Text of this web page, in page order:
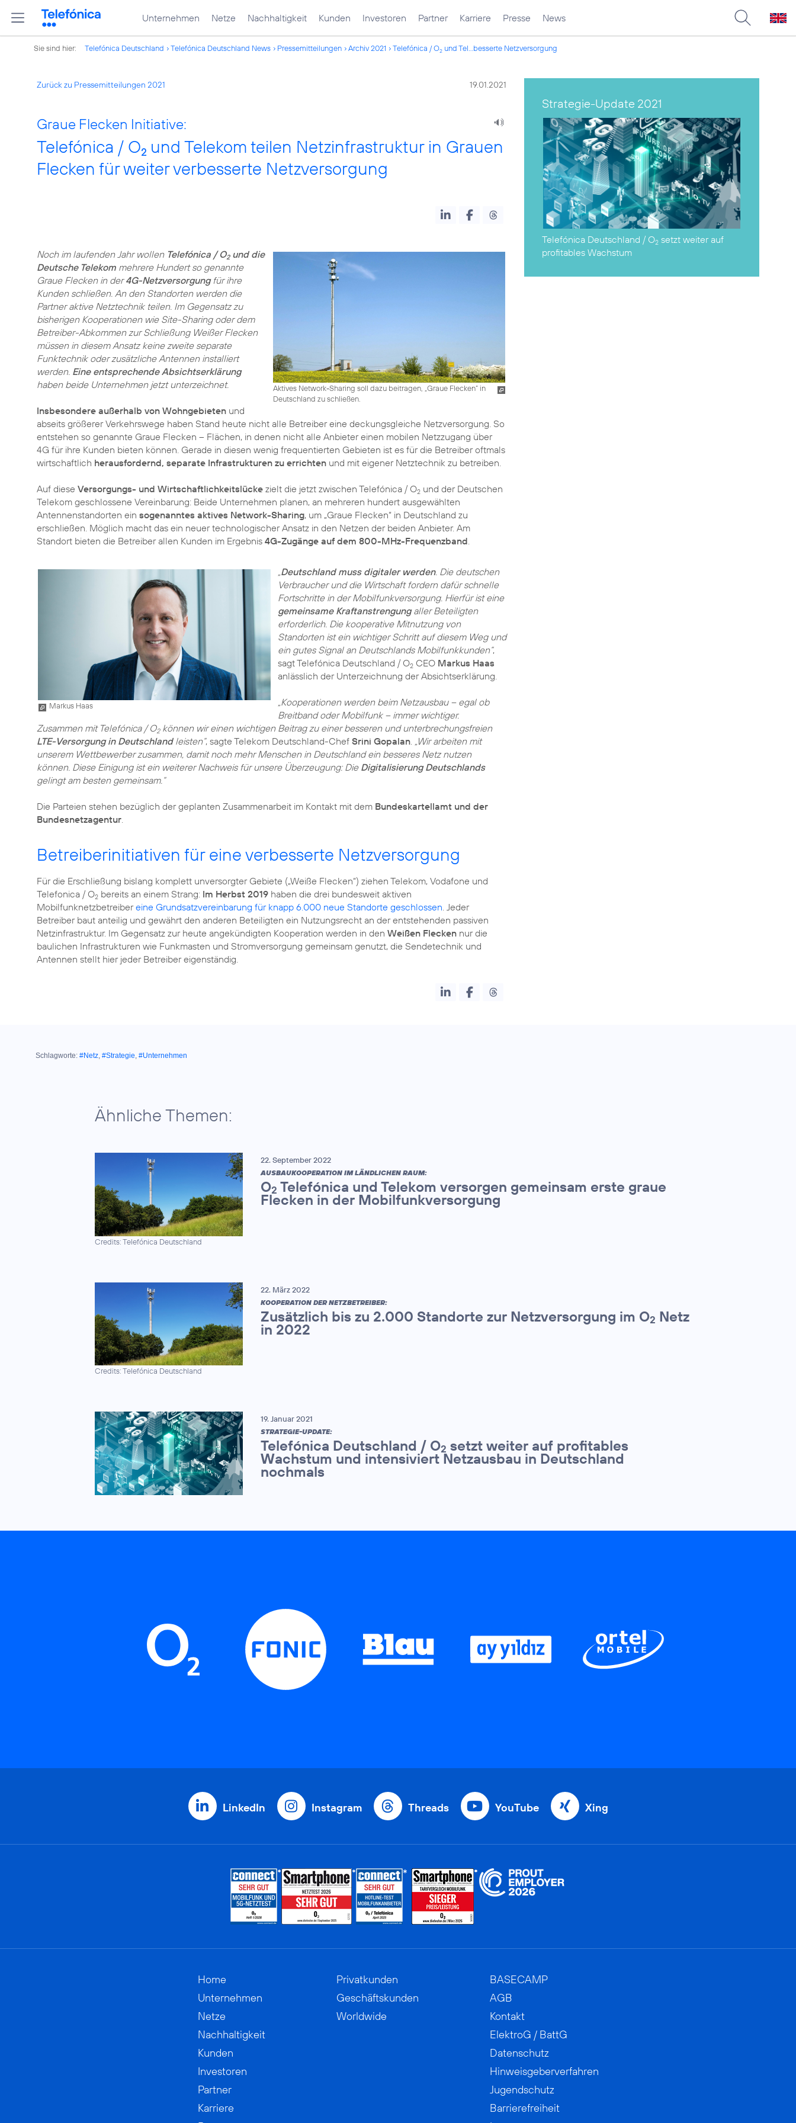
Unternehmen Netze Nachhaltigkeit Kunden Investoren Partner Karriere Presse News
Sie sind hier: Telefónica Deutschland Telefónica Deutschland News Pressemitteilungen Archiv 2021 Telefónica / O2 und Tel...besserte Netzversorgung
Zurück zu Pressemitteilungen 2021 19.01.2021
Graue Flecken Initiative:
Telefónica / O2 und Telekom teilen Netzinfrastruktur in Grauen
Flecken für weiter verbesserte Netzversorgung
Aktives Network-Sharing soll dazu beitragen, „Graue Flecken“ in
Deutschland zu schließen.
Noch im laufenden Jahr wollen Telefónica / O2und die
Deutsche Telekom mehrere Hundert so genannte
Graue Flecken in der4G-Netzversorgungfür ihre
Kunden schließen. An den Standorten werden die
Partner aktive Netztechnik teilen. Im Gegensatz zu
bisherigen Kooperationen wie Site-Sharing oder dem
Betreiber-Abkommen zur Schließung Weißer Flecken
müssen in diesem Ansatz keine zweite separate
Funktechnik oder zusätzliche Antennen installiert
werden. Eine entsprechende Absichtserklärung
haben beide Unternehmen jetzt unterzeichnet.
Insbesondere außerhalb von Wohngebieten und
abseits größerer Verkehrswege haben Stand heute nicht alle Betreiber eine deckungsgleiche Netzversorgung. So
entstehen so genannte Graue Flecken – Flächen, in denen nicht alle Anbieter einen mobilen Netzzugang über
4G für ihre Kunden bieten können. Gerade in diesen wenig frequentierten Gebieten ist es für die Betreiber oftmals
wirtschaftlich herausfordernd, separate Infrastrukturen zu errichten und mit eigener Netztechnik zu betreiben.
Auf diese Versorgungs- und Wirtschaftlichkeitslücke zielt die jetzt zwischen Telefónica / O2 und der Deutschen
Telekom geschlossene Vereinbarung: Beide Unternehmen planen, an mehreren hundert ausgewählten
Antennenstandorten ein sogenanntes aktives Network-Sharing, um „Graue Flecken“ in Deutschland zu
erschließen. Möglich macht das ein neuer technologischer Ansatz in den Netzen der beiden Anbieter. Am
Standort bieten die Betreiber allen Kunden im Ergebnis 4G-Zugänge auf dem 800-MHz-Frequenzband.
Markus Haas
„Deutschland muss digitaler werden. Die deutschen
Verbraucher und die Wirtschaft fordern dafür schnelle
Fortschritte in der Mobilfunkversorgung. Hierfür ist eine
gemeinsame Kraftanstrengungaller Beteiligten
erforderlich. Die kooperative Mitnutzung von
Standorten ist ein wichtiger Schritt auf diesem Weg und
ein gutes Signal an Deutschlands Mobilfunkkunden“,
sagt Telefónica Deutschland / O2CEO Markus Haas
anlässlich der Unterzeichnung der Absichtserklärung.
„Kooperationen werden beim Netzausbau – egal ob
Breitband oder Mobilfunk – immer wichtiger.
Zusammen mit Telefónica / O2können wir einen wichtigen Beitrag zu einer besseren und unterbrechungsfreien
LTE-Versorgung in Deutschlandleisten“, sagte Telekom Deutschland-Chef Srini Gopalan. „Wir arbeiten mit
unserem Wettbewerber zusammen, damit noch mehr Menschen in Deutschland ein besseres Netz nutzen
können. Diese Einigung ist ein weiterer Nachweis für unsere Überzeugung: Die Digitalisierung Deutschlands
gelingt am besten gemeinsam.“
Die Parteien stehen bezüglich der geplanten Zusammenarbeit im Kontakt mit dem Bundeskartellamt und der
Bundesnetzagentur.
Betreiberinitiativen für eine verbesserte Netzversorgung
Für die Erschließung bislang komplett unversorgter Gebiete („Weiße Flecken“) ziehen Telekom, Vodafone und
Telefonica / O2 bereits an einem Strang: Im Herbst 2019 haben die drei bundesweit aktiven
Mobilfunknetzbetreibereine Grundsatzvereinbarung für knapp 6.000 neue Standorte geschlossen. Jeder
Betreiber baut anteilig und gewährt den anderen Beteiligten ein Nutzungsrecht an der entstehenden passiven
Netzinfrastruktur. Im Gegensatz zur heute angekündigten Kooperation werden in den Weißen Flecken nur die
baulichen Infrastrukturen wie Funkmasten und Stromversorgung gemeinsam genutzt, die Sendetechnik und
Antennen stellt hier jeder Betreiber eigenständig.
Strategie-Update 2021
Telefónica Deutschland / O2 setzt weiter auf
profitables Wachstum
Schlagworte: #Netz, #Strategie, #Unternehmen
Ähnliche Themen:
Credits: Telefónica Deutschland
22. September 2022
AUSBAUKOOPERATION IM LÄNDLICHEN RAUM:
O2 Telefónica und Telekom versorgen gemeinsam erste graue
Flecken in der Mobilfunkversorgung
Credits: Telefónica Deutschland
22. März 2022
KOOPERATION DER NETZBETREIBER:
Zusätzlich bis zu 2.000 Standorte zur Netzversorgung im O2 Netz
in 2022
19. Januar 2021
STRATEGIE-UPDATE:
Telefónica Deutschland / O2 setzt weiter auf profitables
Wachstum und intensiviert Netzausbau in Deutschland
nochmals
LinkedIn Instagram Threads YouTube Xing
Home
Unternehmen
Netze
Nachhaltigkeit
Kunden
Investoren
Partner
Karriere
Privatkunden
Geschäftskunden
Worldwide
BASECAMP
AGB
Kontakt
ElektroG / BattG
Datenschutz
Hinweisgeberverfahren
Jugendschutz
Barrierefreiheit